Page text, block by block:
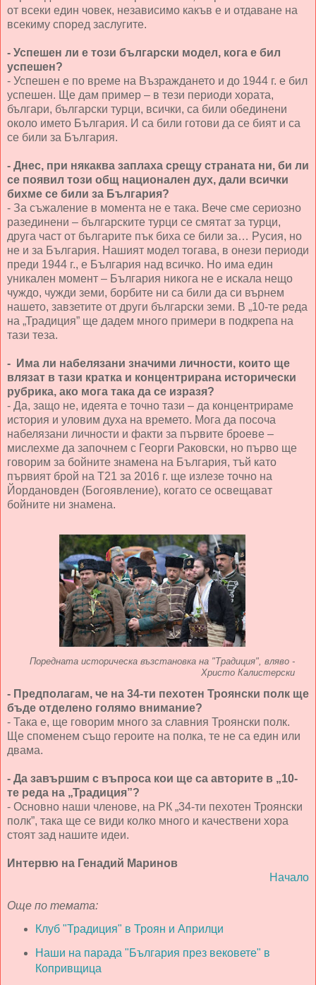
от всеки един човек, независимо какъв е и отдаване на
всекиму според заслугите.
- Успешен ли е този български модел, кога е бил
успешен?
- Успешен е по време на Възраждането и до 1944 г. е бил
успешен. Ще дам пример – в тези периоди хората,
българи, български турци, всички, са били обединени
около името България. И са били готови да се бият и са
се били за България.
- Днес, при някаква заплаха срещу страната ни, би ли
се появил този общ национален дух, дали всички
бихме се били за България?
- За съжаление в момента не е така. Вече сме сериозно
разединени – българските турци се смятат за турци,
друга част от българите пък биха се били за… Русия, но
не и за България. Нашият модел тогава, в онези периоди
преди 1944 г., е България над всичко. Но има един
уникален момент – България никога не е искала нещо
чуждо, чужди земи, борбите ни са били да си върнем
нашето, завзетите от други български земи. В „10-те реда
на „Традиция” ще дадем много примери в подкрепа на
тази теза.
- Има ли набелязани значими личности, които ще
влязат в тази кратка и концентрирана исторически
рубрика, ако мога така да се изразя?
- Да, защо не, идеята е точно тази – да концентрираме
история и уловим духа на времето. Мога да посоча
набелязани личности и факти за първите броеве –
мислехме да започнем с Георги Раковски, но първо ще
говорим за бойните знамена на България, тъй като
първият брой на Т21 за 2016 г. ще излезе точно на
Йордановден (Богоявление), когато се освещават
бойните ни знамена.
Поредната историческа възстановка на "Традиция", вляво -
Христо Калистерски
- Предполагам, че на 34-ти пехотен Троянски полк ще
бъде отделено голямо внимание?
- Така е, ще говорим много за славния Троянски полк.
Ще споменем също героите на полка, те не са един или
двама.
- Да завършим с въпроса кои ще са авторите в „10-
те реда на „Традиция”?
- Основно наши членове, на РК „34-ти пехотен Троянски
полк”, така ще се види колко много и качествени хора
стоят зад нашите идеи.
Интервю на Генадий Маринов
Начало
Още по темата:
Клуб "Традиция" в Троян и Априлци
Наши на парада "България през вековете" в
Копривщица